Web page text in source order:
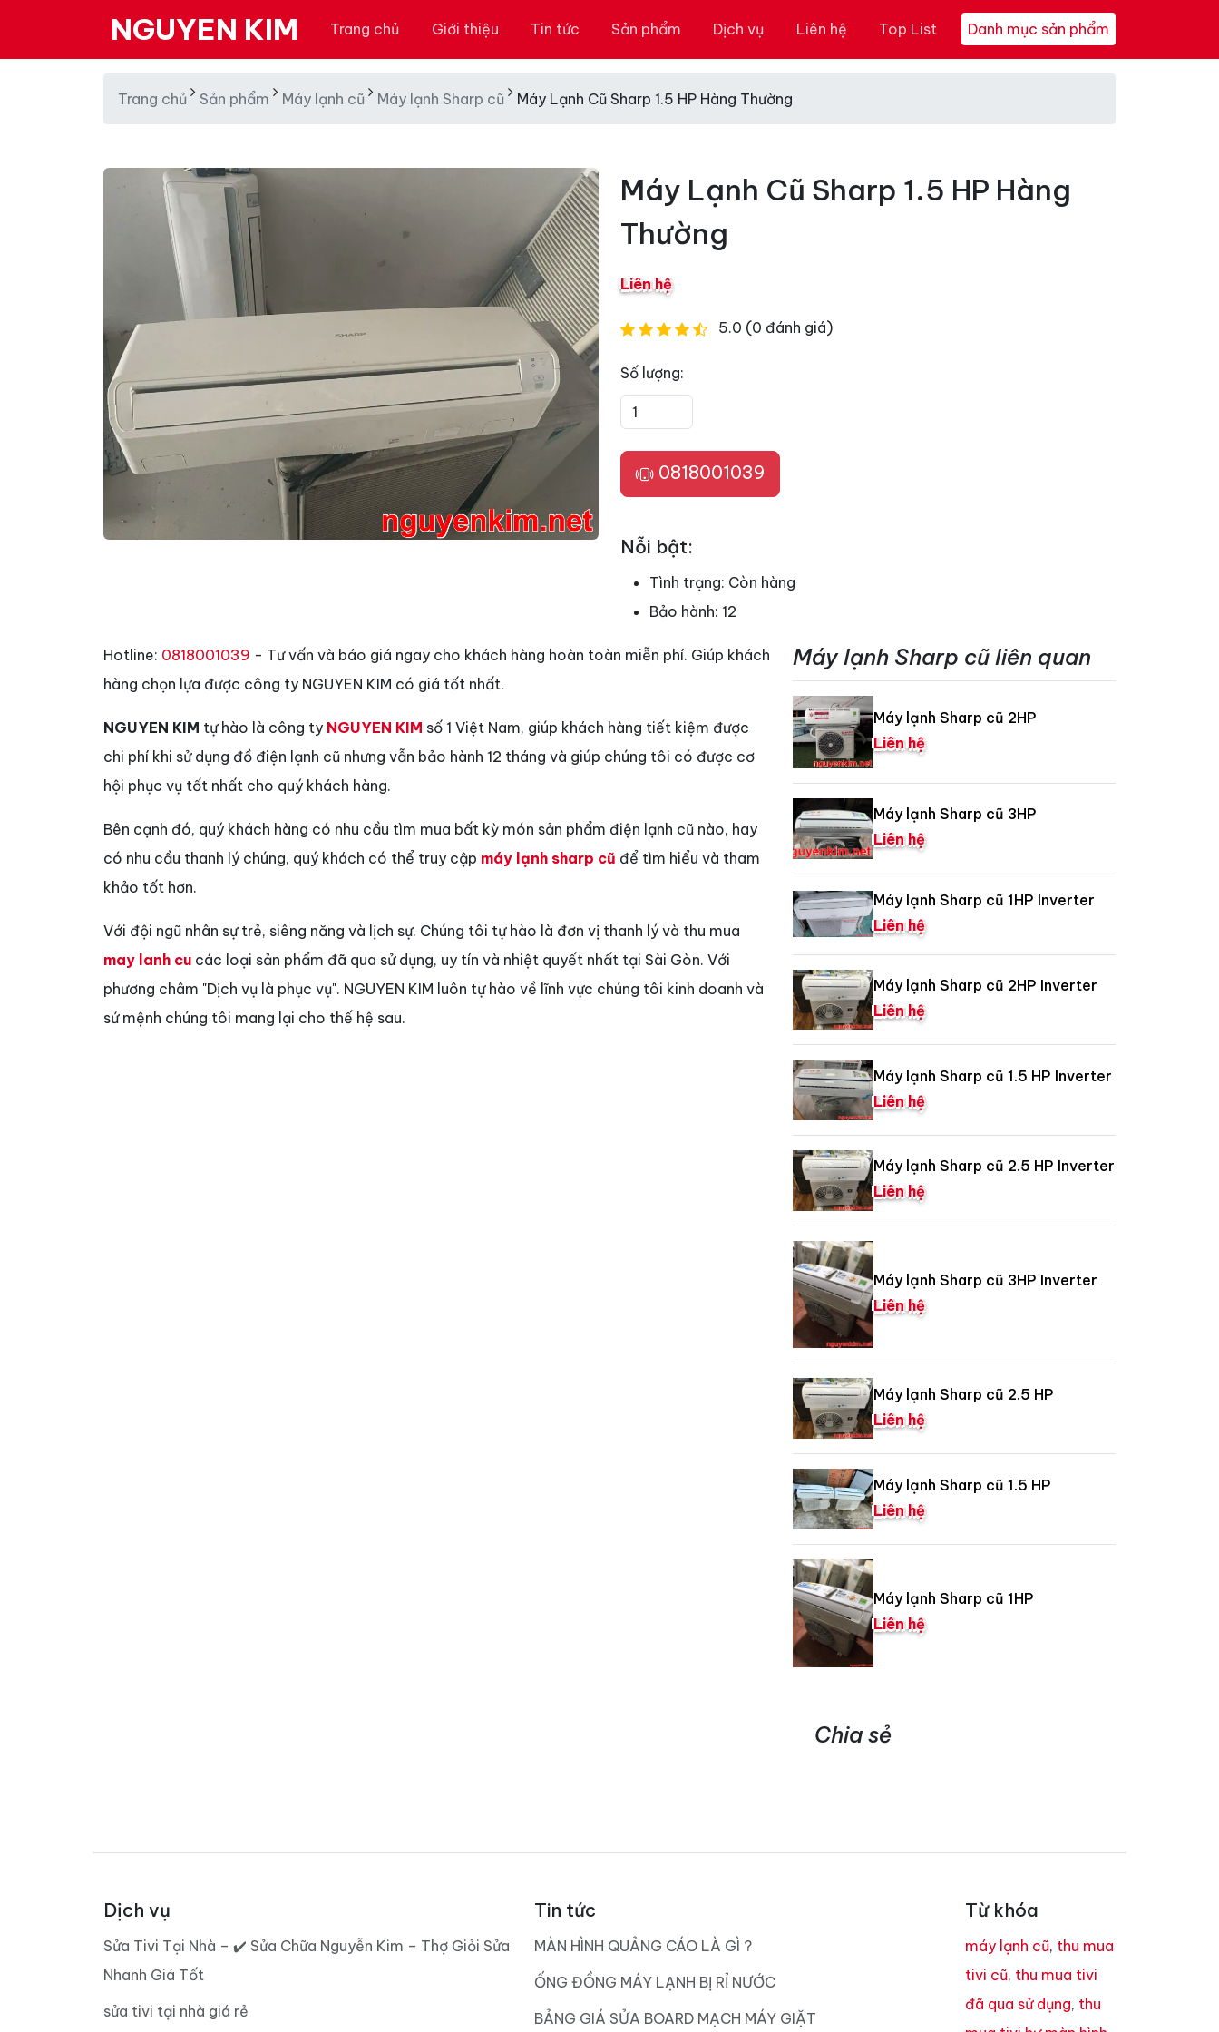
NGUYEN KIM Trang chủ Giới thiệu Tin tức Sản phẩm Dịch vụ Liên hệ Top List Danh mục sản phẩm
Trang chủ Sản phẩm Máy lạnh cũ Máy lạnh Sharp cũ Máy Lạnh Cũ Sharp 1.5 HP Hàng Thường
Máy Lạnh Cũ Sharp 1.5 HP Hàng
Thường
Liên hệ
5.0 (0 đánh giá)
Số lượng:
0818001039
Nỗi bật:
Tình trạng: Còn hàng
Bảo hành: 12
Hotline: 0818001039 - Tư vấn và báo giá ngay cho khách hàng hoàn toàn miễn phí. Giúp khách
hàng chọn lựa được công ty NGUYEN KIM có giá tốt nhất.
NGUYEN KIM tự hào là công ty NGUYEN KIM số 1 Việt Nam, giúp khách hàng tiết kiệm được
chi phí khi sử dụng đồ điện lạnh cũ nhưng vẫn bảo hành 12 tháng và giúp chúng tôi có được cơ
hội phục vụ tốt nhất cho quý khách hàng.
Bên cạnh đó, quý khách hàng có nhu cầu tìm mua bất kỳ món sản phẩm điện lạnh cũ nào, hay
có nhu cầu thanh lý chúng, quý khách có thể truy cập máy lạnh sharp cũ để tìm hiểu và tham
khảo tốt hơn.
Với đội ngũ nhân sự trẻ, siêng năng và lịch sự. Chúng tôi tự hào là đơn vị thanh lý và thu mua
may lanh cu các loại sản phẩm đã qua sử dụng, uy tín và nhiệt quyết nhất tại Sài Gòn. Với
phương châm "Dịch vụ là phục vụ". NGUYEN KIM luôn tự hào về lĩnh vực chúng tôi kinh doanh và
sứ mệnh chúng tôi mang lại cho thế hệ sau.
Máy lạnh Sharp cũ liên quan
Máy lạnh Sharp cũ 2HP
Liên hệ
Máy lạnh Sharp cũ 3HP
Liên hệ
Máy lạnh Sharp cũ 1HP Inverter
Liên hệ
Máy lạnh Sharp cũ 2HP Inverter
Liên hệ
Máy lạnh Sharp cũ 1.5 HP Inverter
Liên hệ
Máy lạnh Sharp cũ 2.5 HP Inverter
Liên hệ
Máy lạnh Sharp cũ 3HP Inverter
Liên hệ
Máy lạnh Sharp cũ 2.5 HP
Liên hệ
Máy lạnh Sharp cũ 1.5 HP
Liên hệ
Máy lạnh Sharp cũ 1HP
Liên hệ
Chia sẻ
Dịch vụ
Sửa Tivi Tại Nhà – ✔️ Sửa Chữa Nguyễn Kim – Thợ Giỏi Sửa
Nhanh Giá Tốt
sửa tivi tại nhà giá rẻ
Tin tức
MÀN HÌNH QUẢNG CÁO LÀ GÌ ?
ỐNG ĐỒNG MÁY LẠNH BỊ RỈ NƯỚC
BẢNG GIÁ SỬA BOARD MẠCH MÁY GIẶT
Từ khóa
máy lạnh cũ, thu mua
tivi cũ, thu mua tivi
đã qua sử dụng, thu